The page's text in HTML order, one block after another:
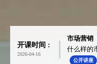
开课时间 :
2026-04-16
市场营销
什么样的
从目标市
公开讲座